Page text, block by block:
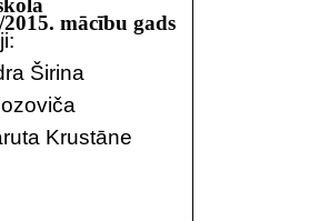
mācību gads
Širina
Krustāne